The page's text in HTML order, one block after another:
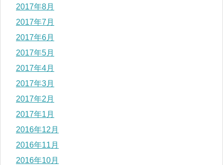
2017年8月
2017年7月
2017年6月
2017年5月
2017年4月
2017年3月
2017年2月
2017年1月
2016年12月
2016年11月
2016年10月